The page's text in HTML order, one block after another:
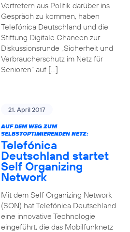
Vertretern aus Politik darüber ins
Gespräch zu kommen, haben
Telefónica Deutschland und die
Stiftung Digitale Chancen zur
Diskussionsrunde „Sicherheit und
Verbraucherschutz im Netz für
Senioren“ auf […]
21. April 2017
AUF DEM WEG ZUM
SELBSTOPTIMIERENDEN NETZ:
Telefónica
Deutschland startet
Self Organizing
Network
Mit dem Self Organizing Network
(SON) hat Telefónica Deutschland
eine innovative Technologie
eingeführt, die das Mobilfunknetz